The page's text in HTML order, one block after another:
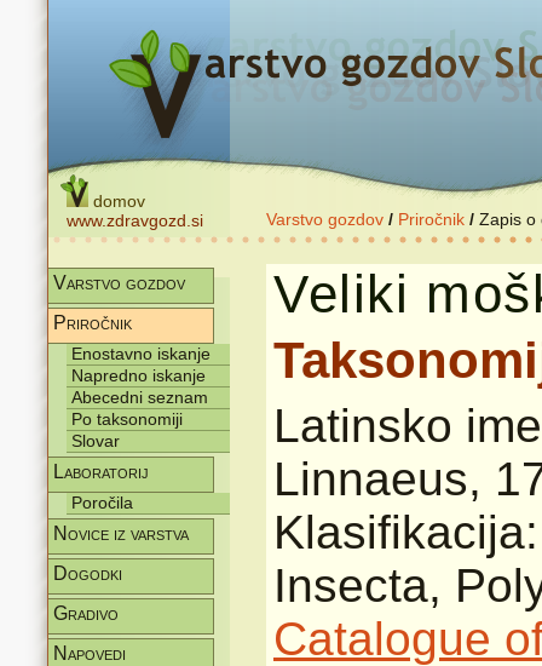
domov
www.zdravgozd.si
Varstvo gozdov / Priročnik / Zapis o
Varstvo gozdov
Priročnik
Enostavno iskanje
Napredno iskanje
Abecedni seznam
Po taksonomiji
Slovar
Laboratorij
Poročila
Novice iz varstva
Dogodki
Gradivo
Napovedi
Veliki
Latinsko
Linnaeus,
Insecta,
Catalogue